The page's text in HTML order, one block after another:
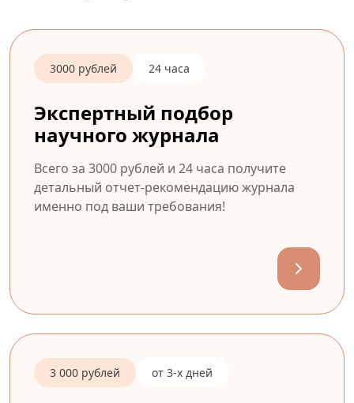
3000 рублей 24 часа
Экспертный подбор
научного журнала
Всего за 3000 рублей и 24 часа получите
детальный отчет-рекомендацию журнала
именно под ваши требования!
3 000 рублей от 3-х дней